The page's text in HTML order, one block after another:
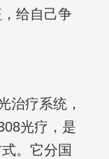
给自己争
治疗系统，
光疗，是
。它分国